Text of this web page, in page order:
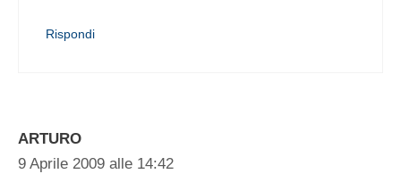
Rispondi
ARTURO
9 Aprile 2009 alle 14:42